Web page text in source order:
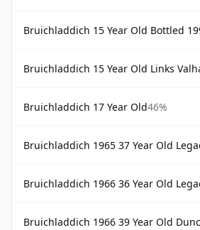
Bruichladdich 15 Year Old Bottled
Bruichladdich 15 Year Old Links
Bruichladdich 17 Year Old46%
Bruichladdich 1965 37 Year Old
Bruichladdich 1966 36 Year Old
Bruichladdich 1966 39 Year Old